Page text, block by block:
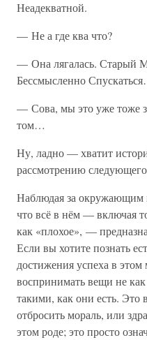
Неадекватной.
— Не а где ква что?
— Она лягалась. Старый
Бессмысленно
— Сова, мы это уже тоже
том…
Ну, ладно — хватит
рассмотрению
Наблюдая за окружающим
что всё в нём — включая
как «плохое», —
Если вы хотите познать
достижения успеха в
воспринимать вещи не
такими, как они есть. Это
отбросить мораль, или
этом роде; это просто